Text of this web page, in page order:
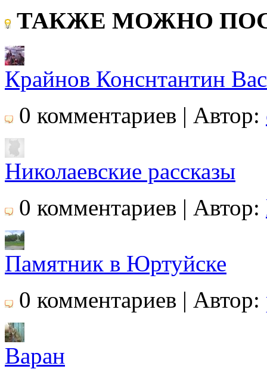
ТАКЖЕ МОЖНО
Крайнов Конснтантин
0 комментариев | Автор:
Николаевские рассказы
0 комментариев | Автор:
Памятник в Юртуйске
0 комментариев | Автор:
Варан